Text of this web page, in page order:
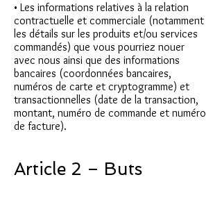
• Les informations relatives à la relation
contractuelle et commerciale (notamment
les détails sur les produits et/ou services
commandés) que vous pourriez nouer
avec nous ainsi que des informations
bancaires (coordonnées bancaires,
numéros de carte et cryptogramme) et
transactionnelles (date de la transaction,
montant, numéro de commande et numéro
de facture).
Article 2 – Buts